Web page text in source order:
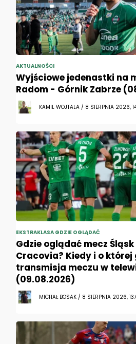
AKTUALNOŚCI
Wyjściowe jedenastki na
Radom - Górnik Zabrze
KAMIL WOJTALA / 8 SIERPNIA 2026,
EKSTRAKLASA GDZIE OGLĄDAĆ
Gdzie oglądać mecz
Cracovia? Kiedy i o której
transmisja meczu w
(09.08.2026)
MICHAŁ BOSAK / 8 SIERPNIA 2026,